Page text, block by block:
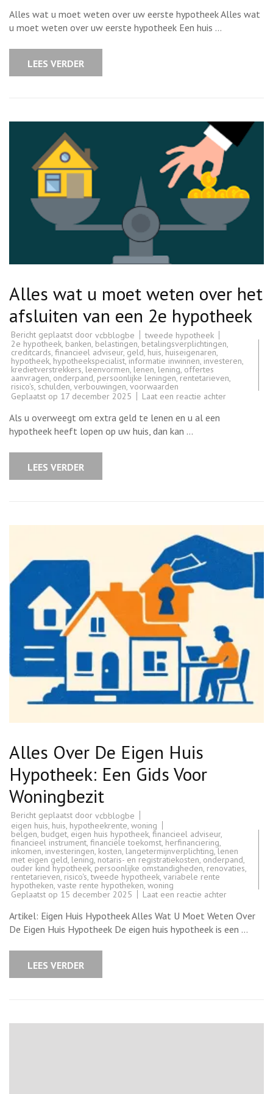
wat
u
moet
weten
Alles wat u moet weten over uw eerste hypotheek Alles wat
u moet weten over uw eerste hypotheek Een huis …
LEES VERDER
Alles wat u moet weten over het
afsluiten van een 2e hypotheek
Bericht geplaatst door vcbblogbe
tweede hypotheek
2e hypotheek, banken, belastingen, betalingsverplichtingen,
creditcards, financieel adviseur, geld, huis, huiseigenaren,
hypotheek, hypotheekspecialist, informatie inwinnen, investeren,
kredietverstrekkers, leenvormen, lenen, lening, offertes
aanvragen, onderpand, persoonlijke leningen, rentetarieven,
risico's, schulden, verbouwingen, voorwaarden
Geplaatst op 17 december 2025 Laat een reactie achterop
Als u overweegt om extra geld te lenen en u al een
hypotheek heeft lopen op uw huis, dan kan …
LEES VERDER
Alles Over De Eigen Huis
Hypotheek: Een Gids Voor
Woningbezit
Bericht geplaatst door vcbblogbe
eigen huis huis hypotheekrente woning
belgen budget eigen huis hypotheek financieel adviseur,
financieel instrument financiële toekomst herfinanciering
inkomen investeringen kosten langetermijnverplichting,lenen
met eigen geld lening notaris- en registratiekosten onderpand
ouder kind hypotheek, persoonlijke omstandigheden renovaties
rentetarieven, risico's ,tweede hypotheek variabele rente
hypotheken vaste rente hypotheken woning
Geplaatst op 15 december 2025 Laat een reactie achterop
Over
De
Eigen
Huis
Artikel: Eigen Huis Hypotheek Alles Wat U Moet Weten Over
De Eigen Huis Hypotheek De eigen huis hypotheek is een …
LEES VERDER